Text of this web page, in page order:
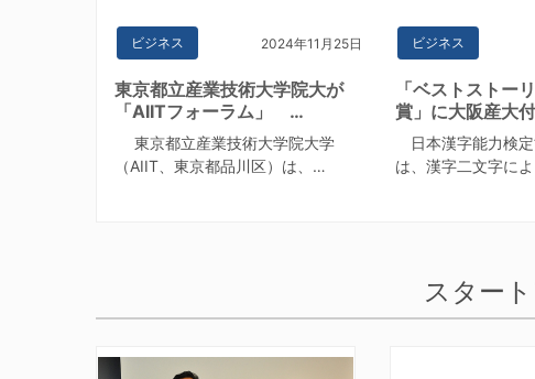
ビジネス 2024年11月25日
東京都立産業技術大学院大が
「AIITフォーラム」 …
東京都立産業技術大学院大学
（AIIT、東京都品川区）は、…
ビジネス
「ベストストー
賞」に大阪産大
日本漢字能力検定
は、漢字二文字に
スター